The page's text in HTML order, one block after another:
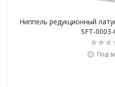
Ниппель редукционный
SFT-
Под